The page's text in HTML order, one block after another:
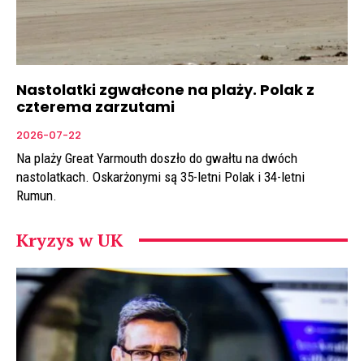
Nastolatki zgwałcone na plaży. Polak z
czterema zarzutami
2026-07-22
Na plaży Great Yarmouth doszło do gwałtu na dwóch
nastolatkach. Oskarżonymi są 35-letni Polak i 34-letni
Rumun.
Kryzys w UK